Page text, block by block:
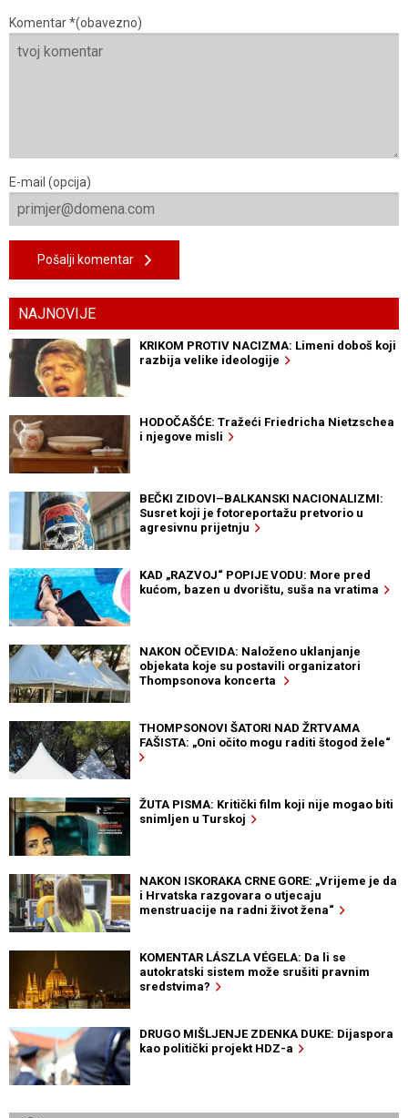
Komentar *(obavezno)
E-mail (opcija)
Pošalji komentar
NAJNOVIJE
KRIKOM PROTIV NACIZMA: Limeni doboš koji
razbija velike ideologije
HODOČAŠĆE: Tražeći Friedricha Nietzschea
i njegove misli
BEČKI ZIDOVI–BALKANSKI NACIONALIZMI:
Susret koji je fotoreportažu pretvorio u
agresivnu prijetnju
KAD „RAZVOJ“ POPIJE VODU: More pred
kućom, bazen u dvorištu, suša na vratima
NAKON OČEVIDA: Naloženo uklanjanje
objekata koje su postavili organizatori
Thompsonova koncerta
THOMPSONOVI ŠATORI NAD ŽRTVAMA
FAŠISTA: „Oni očito mogu raditi štogod žele“
ŽUTA PISMA: Kritički film koji nije mogao biti
snimljen u Turskoj
NAKON ISKORAKA CRNE GORE: „Vrijeme je da
i Hrvatska razgovara o utjecaju
menstruacije na radni život žena“
KOMENTAR LÁSZLA VÉGELA: Da li se
autokratski sistem može srušiti pravnim
sredstvima?
DRUGO MIŠLJENJE ZDENKA DUKE: Dijaspora
kao politički projekt HDZ-a